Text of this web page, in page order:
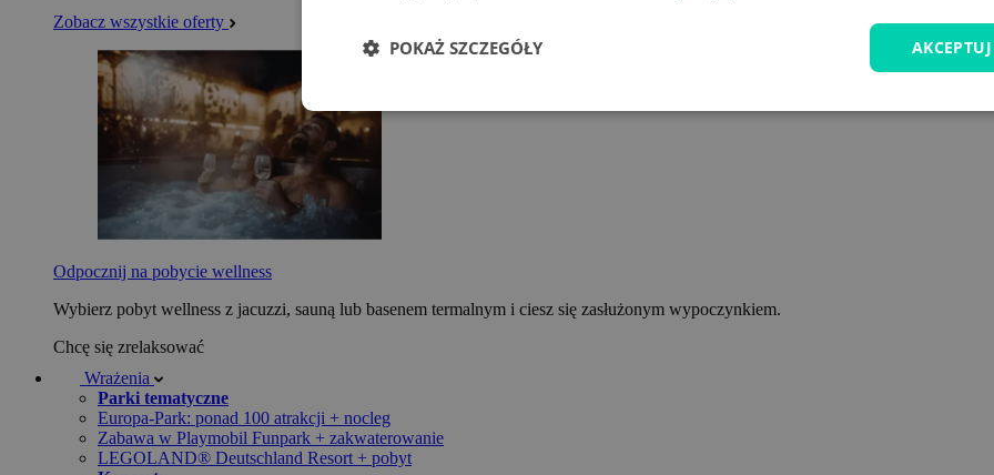
Zobacz wszystkie oferty
Odpocznij na pobycie wellness
Wybierz pobyt wellness z jacuzzi, sauną lub basenem termalnym i ciesz się zasłużonym wypoczynkiem.
Chcę się zrelaksować
Wrażenia
Parki tematyczne
Europa-Park: ponad 100 atrakcji + nocleg
Zabawa w Playmobil Funpark + zakwaterowanie
LEGOLAND® Deutschland Resort + pobyt
POKAŻ SZCZEGÓŁY